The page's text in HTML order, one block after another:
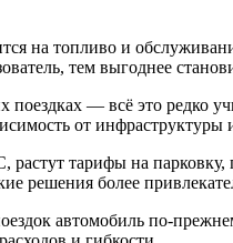
на топливо и
тем выгоднее
поездках — всё это редко
от
тарифы на парковку,
решения более
автомобиль по-